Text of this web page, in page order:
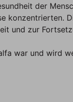
der
konzentrierten.
und zur
war und wird